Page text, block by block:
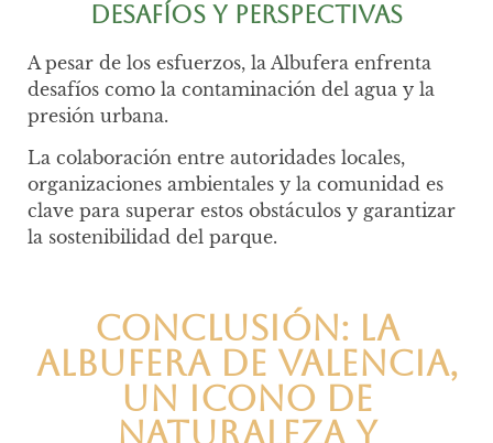
Desafíos y Perspectivas
A pesar de los esfuerzos, la Albufera enfrenta
desafíos como la contaminación del agua y la
presión urbana.
La colaboración entre autoridades locales,
organizaciones ambientales y la comunidad es
clave para superar estos obstáculos y garantizar
la sostenibilidad del parque.
Conclusión: La
Albufera de Valencia,
un Icono de
Naturaleza y